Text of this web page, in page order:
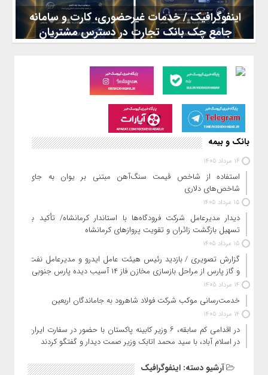
اینفوگرافیک / خدمات غیرحضوری، کارت و سامانه
جامع چک بانک تجارت در دسترس مشتریان
فناوری اطلاعات بانک تجارت، «خدمات غیرحضوری»، «کارت» و «سامانه
جامع چک» این بانک در دسترس مشتریان قرار
بانک و بیمه
16 مرداد 1405
استفاده از شاخص قیمت سنگ‌آهن مبتنی بر یوان به جای
شاخص‌های دلاری
15 مرداد 1405
دیدار مدیرعامل شرکت فرودگاه‌ها با استاندار کرمانشاه/ تأکید بر
تسهیل بازگشت زائران و تقویت پروازهای کرمانشاه
15 مرداد 1405
گزارش تصویری / بازدید رئیس هیئت عامل ایدرو و مدیرعامل نفت
و گاز پارس از مراحل بازسازی مخازن فاز ۱۴ آسیب دیده پارس جنوبی
14 مرداد 1405
خدمت‌رسانی موکب شرکت فولاد شاهرود به جاماندگان اربعین
14 مرداد 1405
در اقدامی کم سابقه، ۶ وزیر کابینه پاکستان با حضور در سفارت ایران
در اسلام آباد، با سید محمد اتابک وزیر صمت دیدار و گفتگو کردند
آرشیو دسته:اینفوگرافیک